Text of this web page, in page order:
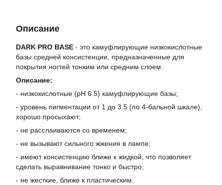
Описание
DARK PRO BASE - это камуфлирующие низкокислотные
базы средней консистенции, предназначенные для
покрытия ногтей тонким или средним слоем.
Описание:
- низкокислотные (pH 6.5) камуфлирующие базы;
- уровень пигментации от 1 до 3.5 (по 4-бальной шкале),
хорошо просыхают;
- не расслаиваются со временем;
- не вызывают сильного жжения в лампе;
- имеют консистенцию ближе к жидкой, что позволяет
сделать выравнивание тонко и быстро;
- не жесткие, ближе к пластическим.